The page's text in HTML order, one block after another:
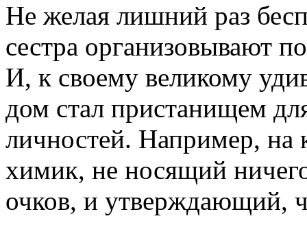
Не желая лишний раз
сестра организовывают
И, к своему великому
дом стал пристанищем
личностей. Например, на
химик, не носящий
очков, и утверждающий,